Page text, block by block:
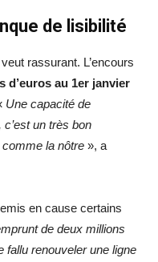
de lisibilité
rassurant. L’encours
d’euros au 1er janvier
Une capacité de
un très bon
la nôtre », a
en cause certains
de deux millions
fallu renouveler une ligne